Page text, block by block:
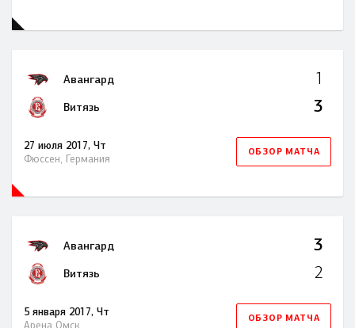
27 июля 2017, Чт
Фюссен, Германия
Авангард 1
Витязь 3
ОБЗОР МАТЧА
5 января 2017, Чт
Арена Омск
Авангард 3
Витязь 2
ОБЗОР МАТЧА